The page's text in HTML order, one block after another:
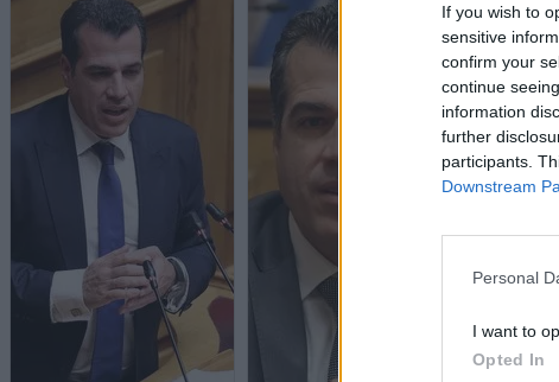
If you wish to
sensitive
confirm your
continue
information
further
participants.
Downstream
Personal
I want to
Opted In